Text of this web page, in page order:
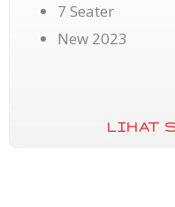
7 Seater
New 2023
LIHAT